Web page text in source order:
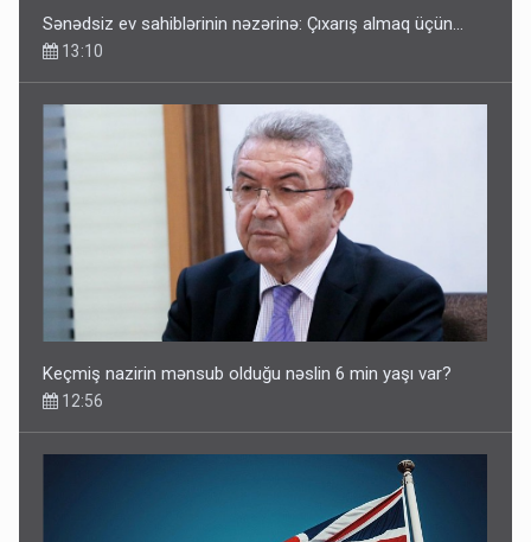
Sənədsiz ev sahiblərinin nəzərinə: Çıxarış almaq üçün...
13:10
Keçmiş nazirin mənsub olduğu nəslin 6 min yaşı var?
12:56